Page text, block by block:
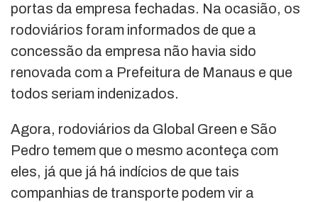
portas da empresa fechadas. Na ocasião, os
rodoviários foram informados de que a
concessão da empresa não havia sido
renovada com a Prefeitura de Manaus e que
todos seriam indenizados.
Agora, rodoviários da Global Green e São
Pedro temem que o mesmo aconteça com
eles, já que já há indícios de que tais
companhias de transporte podem vir a